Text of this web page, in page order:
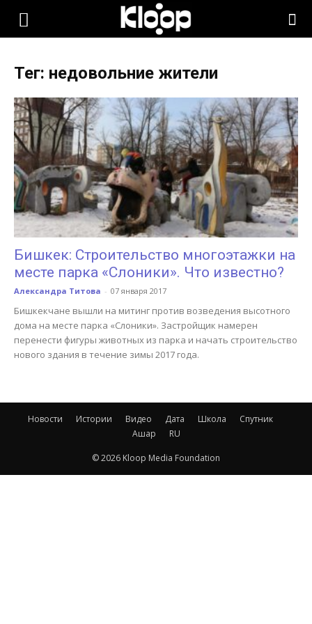
KLOOP.KG
Новости
Кыргызстана
Тег: недовольние жители
Бишкек: Строительство многоэтажки на
месте парка «Слоники». Что известно?
Александра Титова - 07 января 2017
Бишкекчане вышли на митинг против возведения высотного
дома на месте парка «Слоники». Застройщик намерен
перенести фигуры животных из парка и начать строительство
нового здания в течение зимы 2017 года.
Новости Истории Видео Дата Школа
Спутник
Ашар
RU
© 2026 Kloop Media Foundation